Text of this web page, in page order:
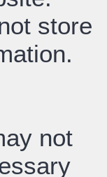
store
not